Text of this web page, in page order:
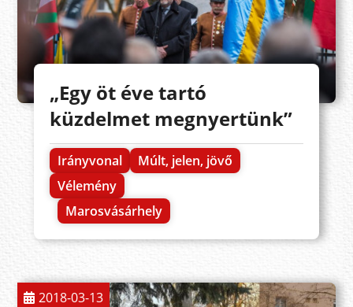
„Egy öt éve tartó
küzdelmet megnyertünk”
Irányvonal
Múlt, jelen, jövő
Vélemény
Marosvásárhely
2018-03-13